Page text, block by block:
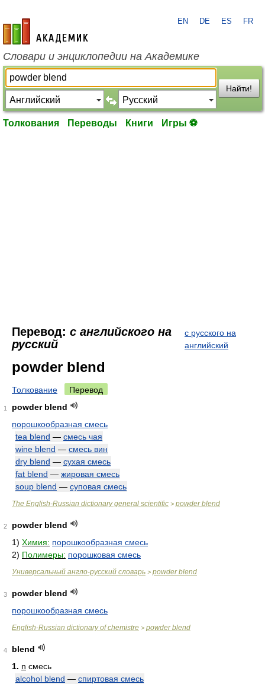
academic.ru
EN DE ES FR
Словари и энциклопедии на Академике
Найти!
Толкования Переводы Книги Игры ⚽
Перевод: с английского на
русский
с русского на
английский
powder blend
Толкование Перевод
1
powder blend
порошкообразная смесь
tea blend — смесь чая
wine blend — смесь вин
dry blend — сухая смесь
fat blend — жировая смесь
soup blend — суповая смесь
The English-Russian dictionary general scientific > powder blend
2
powder blend
1) Химия: порошкообразная смесь
2) Полимеры: порошковая смесь
Универсальный англо-русский словарь > powder blend
3
powder blend
порошкообразная смесь
English-Russian dictionary of chemistre > powder blend
4
blend
1. n смесь
alcohol blend — спиртовая смесь